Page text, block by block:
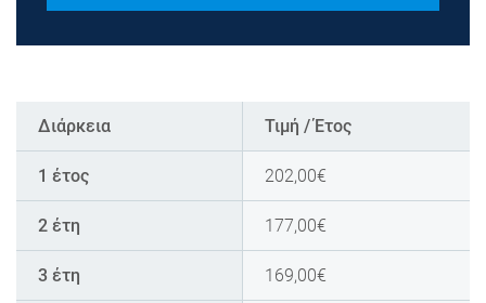
Διάρκεια Τιμή / Έτος
1 έτος 202,00€
2 έτη 177,00€
3 έτη 169,00€